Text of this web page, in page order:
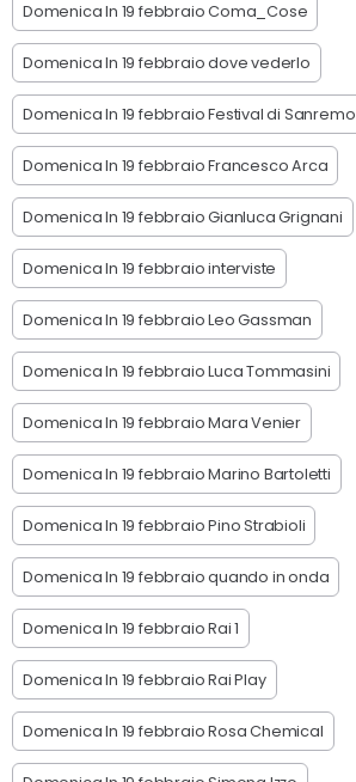
Domenica In 19 febbraio Coma_Cose
Domenica In 19 febbraio dove vederlo
Domenica In 19 febbraio Festival di Sanremo
Domenica In 19 febbraio Francesco Arca
Domenica In 19 febbraio Gianluca Grignani
Domenica In 19 febbraio interviste
Domenica In 19 febbraio Leo Gassman
Domenica In 19 febbraio Luca Tommasini
Domenica In 19 febbraio Mara Venier
Domenica In 19 febbraio Marino Bartoletti
Domenica In 19 febbraio Pino Strabioli
Domenica In 19 febbraio quando in onda
Domenica In 19 febbraio Rai 1
Domenica In 19 febbraio Rai Play
Domenica In 19 febbraio Rosa Chemical